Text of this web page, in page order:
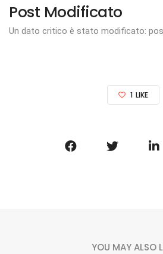
Post Modificato
Un dato critico è stato modificato:
1 LIKE
YOU MAY ALSO